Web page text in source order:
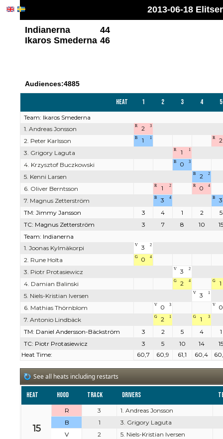
2013-06-18
Indianerna
44
Ikaros Smederna 46
Audiences:4885
Heat 1 2 3 4 5
Team: Ikaros Smederna
1. Andreas Jonsson
R 2 3
2. Peter Karlsson B 1 1 R
2
3. Grigory Laguta
R 1 1
4. Krzysztof Buczkowski B 0 3
5. Kenni Larsen B 2 2
6. Oliver Berntsson R 1 2 R 0 4
7. Magnus Zetterström B 3 4 B
3
TM: Jimmy Jansson
3 4 1 2
5
TC: Magnus Zetterström
3 7 8 10
15
Team: Indianerna
1. Joonas Kylmäkorpi
V 3 2
2. Rune Holta G 0 4
3. Piotr Protasiewicz V 3 2
4. Damian Balinski G 2 4 G
1
5. Niels-Kristian Iversen
V 3 1
6. Mathias Thörnblom V 0 3 V
0
7. Antonio Lindbäck
G 2 1 G 1 3
TM: Daniel Andersson-Bäckström 3 2 5 4
1
TC: Piotr Protasiewicz
3 5 10 14
15
Heat Time:
60,7 60,9 61,1 60,4
See all heats including restarts
Heat Hood Track Drivers
15
R 3
1. Andreas Jonsson
B
1
3. Grigory Laguta
V
2
5. Niels-Kristian Iversen